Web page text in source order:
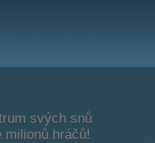
svých snů
milionů hráčů!